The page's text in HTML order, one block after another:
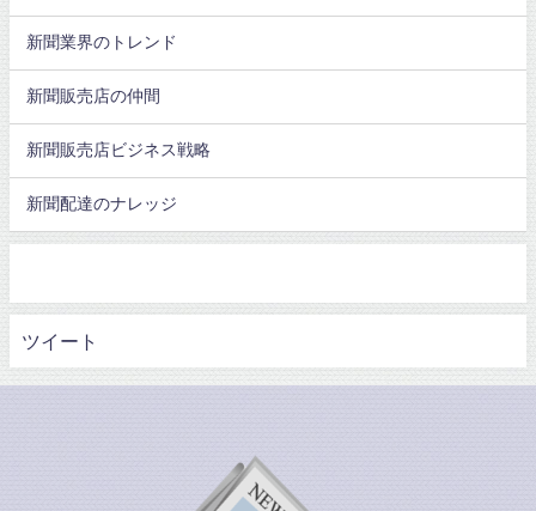
新聞業界のトレンド
新聞販売店の仲間
新聞販売店ビジネス戦略
新聞配達のナレッジ
ツイート